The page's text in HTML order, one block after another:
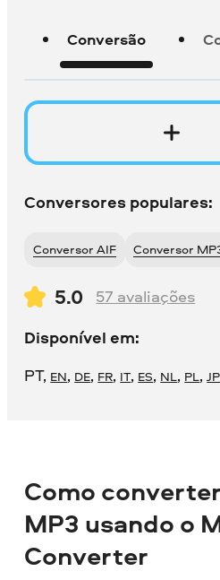
Conversão
Conversores populares:
Conversor AIF Conversor
5.0 57 avaliações
Disponível em:
PT, EN, DE, FR, IT, ES, NL, PL,JP
Como
MP3 usando o
Converter